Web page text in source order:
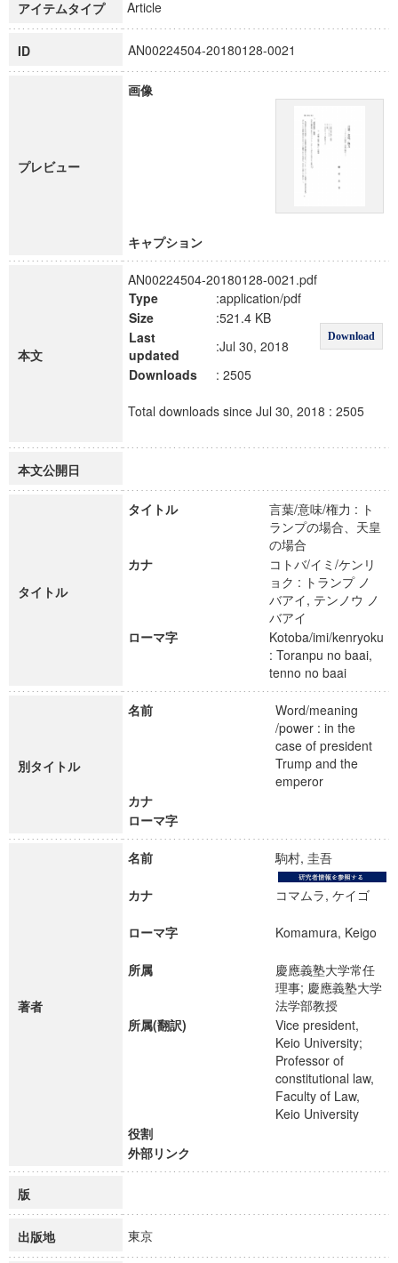
博士課程教育リーディングプログラム「超成熟社会発展のサ
アイテムタイプ Article
ID AN00224504-20180128-0021
プレビュー
画像
キャプション
本文
AN00224504-20180128-0021.pdf
Type
:application/pdf
Download
Size
:521.4 KB
Last
updated
:Jul 30, 2018
Downloads
: 2505
Total downloads since Jul 30, 2018 : 2505
本文公開日
タイトル
タイトル
言葉/意味/権力 : ト
ランプの場合、天皇
の場合
カナ
コトバ/イミ/ケンリ
ョク : トランプ ノ
バアイ, テンノウ ノ
バアイ
ローマ字
Kotoba/imi/kenryoku
: Toranpu no baai,
tenno no baai
別タイトル
名前
Word/meaning
/power : in the
case of president
Trump and the
emperor
カナ
ローマ字
著者
名前 駒村, 圭吾
カナ コマムラ, ケイゴ
ローマ字 Komamura, Keigo
所属
慶應義塾大学常任
理事; 慶應義塾大学
法学部教授
所属(翻訳)
Vice president,
Keio University;
Professor of
constitutional law,
Faculty of Law,
Keio University
役割
外部リンク
版
出版地 東京